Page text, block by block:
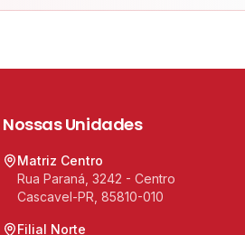
Nossas Unidades
Matriz Centro
Rua Paraná, 3242 - Centro
Cascavel-PR, 85810-010
Filial Norte